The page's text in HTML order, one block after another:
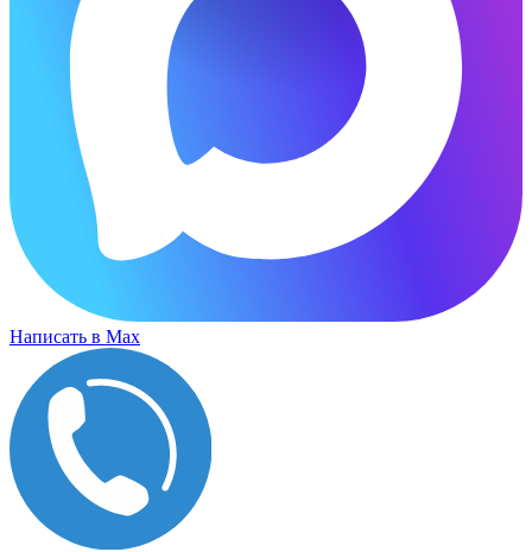
Написать в Max